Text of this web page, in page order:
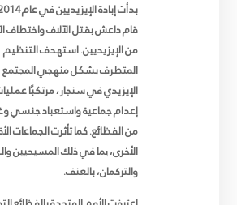
قام داعش بقتل الآلاف واختطاف
من الإيزيديين. استهدف التنظيم
المتطرف بشكل منهجي المجتمع
الإيزيديفي سنجار، مرتكبًا
إعدام جماعية واستعباد جنسي
من الفظائع. كما تأثرت الجماعات
الأخرى، بما في ذلك المسيحيين
والتركمان، بالعنف.